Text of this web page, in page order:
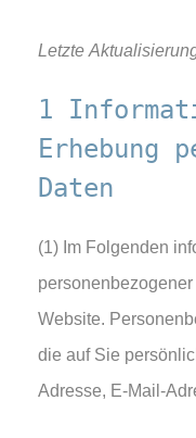
Letzte
1
Erhebung
Daten
(1) Im Folgenden
Website.
die auf Sie
Adresse, E-Mail-